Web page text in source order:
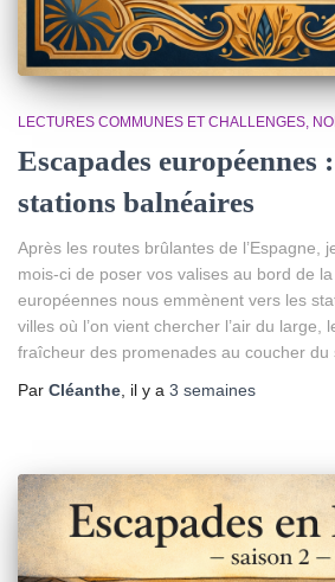
LECTURES COMMUNES ET CHALLENGES
Escapades européennes
stations balnéaires
Après les routes brûlantes de l’Espagne,
mois-ci de poser vos valises au bord de
européennes nous emmènent vers les
villes où l’on vient chercher l’air du large,
fraîcheur des promenades au coucher du
Par Cléanthe , il y a 3 semaines